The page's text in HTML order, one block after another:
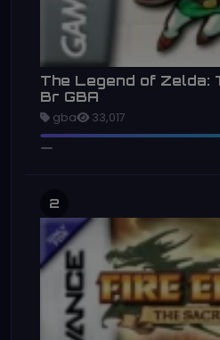
The Legend of Zelda:
Br GBA
gba 33,017
2